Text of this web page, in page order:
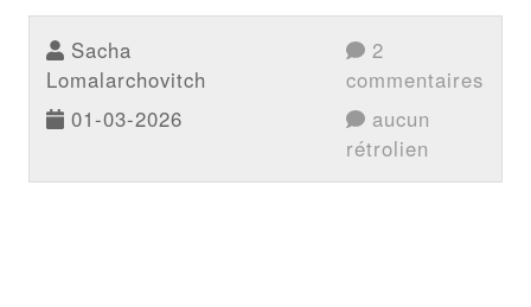
Sacha
Lomalarchovitch
01-03-2026
2
commentaires
aucun
rétrolien